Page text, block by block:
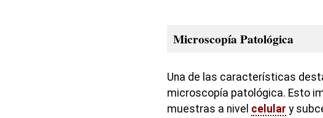
Microscopía Patológica
Una de las características
microscopía patológica. Esto
muestras a nivel celular y